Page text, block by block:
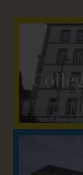
Découvrir